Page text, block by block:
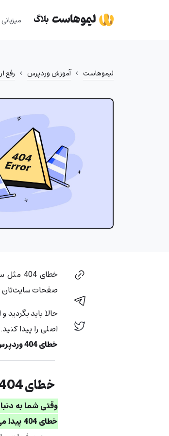
لیموهاست › آموزش وردپرس › رفع
خطای
صفحات سایت‌تان لود نمی‌شود
حالا باید
اصلی را پیدا
خطای 404 وردپرس
خطای 404 وردپرس چیست؟
وقتی شما به
خطای 404 پیدا می‌شود.